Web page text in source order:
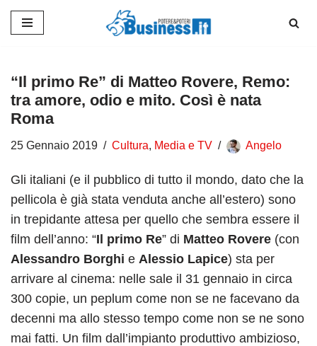
contenuto
“Il primo Re” di Matteo Rovere, Remo:
tra amore, odio e mito. Così è nata
Roma
25 Gennaio 2019 Cultura, Media e TV Angelo
Gli italiani (e il pubblico di tutto il mondo, dato che la
pellicola è già stata venduta anche all’estero) sono
in trepidante attesa per quello che sembra essere il
film dell’anno: “Il primo Re” di Matteo Rovere (con
Alessandro Borghi e Alessio Lapice) sta per
arrivare al cinema: nelle sale il 31 gennaio in circa
300 copie, un peplum come non se ne facevano da
decenni ma allo stesso tempo come non se ne sono
mai fatti. Un film dall’impianto produttivo ambizioso,